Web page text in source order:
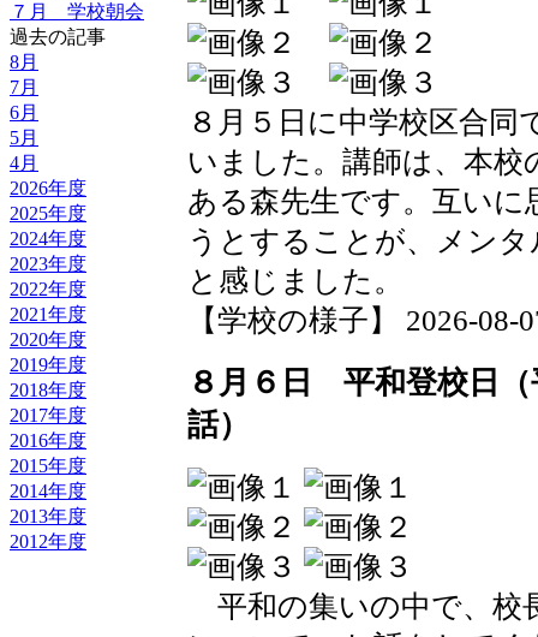
７月 学校朝会
過去の記事
8月
7月
6月
5月
4月
2026年度
2025年度
2024年度
2023年度
2022年度
2021年度
2020年度
2019年度
2018年度
2017年度
2016年度
2015年度
2014年度
2013年度
2012年度
８月５日に中学校区合
いました。講師は、本
ある森先生です。互い
うとすることが、メン
と感じました。
【学校の様子】 2026-08-
８月６日 平和登校日
話）
平和の集いの中で、校